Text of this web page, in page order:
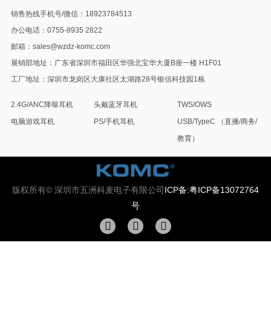
销售热线手机号/微信：18923784513
办公电话：0755-8935 2822
邮箱：sales@wzdz-komc.com
展销部地址：广东省深圳市福田区华强北宝华大厦B座一楼 H1F01
工厂地址：深圳市龙岗区大康社区太湖路28号银信科技园1栋
2.4G/ANC降噪耳机 头戴蓝牙耳机
TWS/OWS
电脑游戏耳机
PS/手机耳机
USB/TypeC （直播/商务/
教育）
版权所有© 深圳市五洲科麦电子有限公司 ICP备:粤ICP备13072764
号